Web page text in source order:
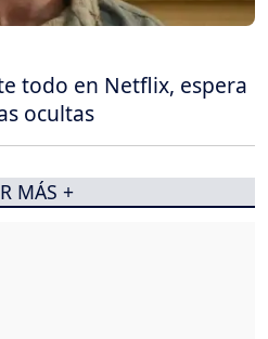
todo en Netflix, espera
ocultas
MÁS +